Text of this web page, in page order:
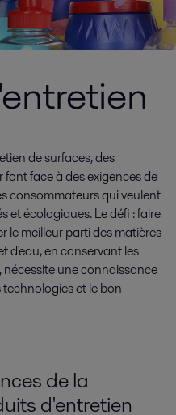
de surfaces, des
face à des exigences de
consommateurs qui veulent
et écologiques. Le défi : faire
le meilleur parti des matières
d'eau, en conservant les
une connaissance
et le bon
de la
d'entretien